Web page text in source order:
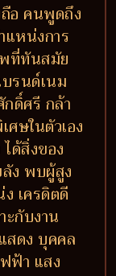
อ คนพูดถึง
หน่งการ
ที่ทันสมัย
รนด์เนม
ดิ์ศรี กล้า
ษในตัวเอง
ด้สิ่งของ
ง พบผู้สูง
เครดิตดี
ะกับงาน
สดง บุคคล
ฟ้า แสง